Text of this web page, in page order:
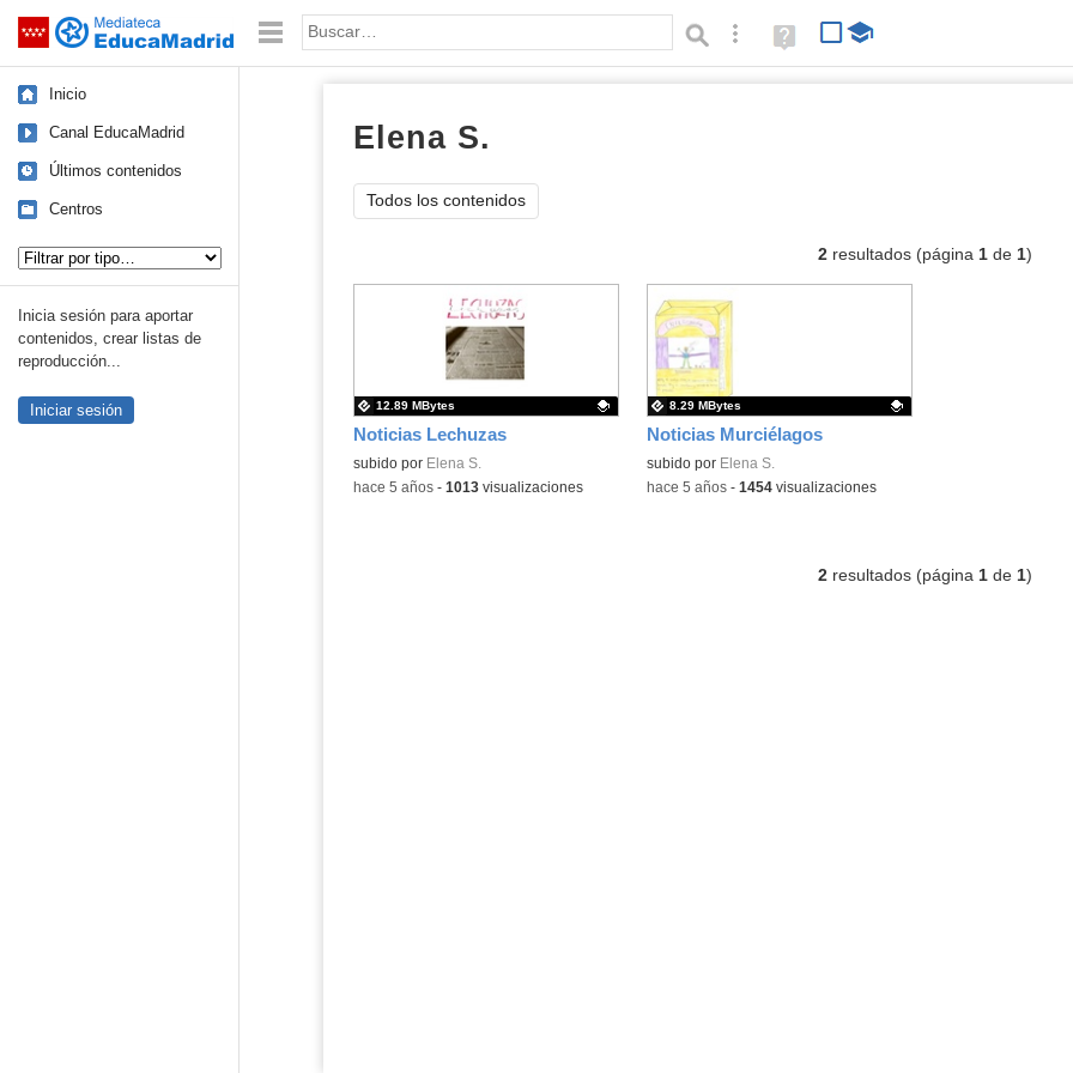
Saltar navegación Palabra o frase: Búsqueda avanzada
Ayuda
(en
Inicio
Canal EducaMadrid
Últimos contenidos
Centros
Inicia sesión para aportar
contenidos, crear listas de
reproducción...
Iniciar sesión
Elena S.
Todos los contenidos
2resultados (página 1de 1)
Noticias Lechuzas
Contenido educativo.
subido por Elena S.
12.89 MBytes
-hace 5 años- 1013visualizaciones
Noticias Murciélagos
Contenido educativo.
subido por Elena S.
8.29 MBytes
-hace 5 años- 1454visualizaciones
2resultados (página 1de 1)